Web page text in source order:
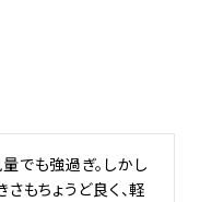
でも強過ぎ。しかし
もちょうど良く、軽